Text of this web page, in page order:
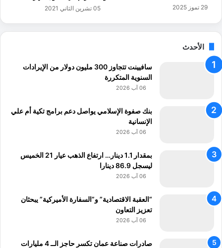
29 تموز 2025 05 تشرين الثاني 2021
الأحدث
سافيينت تتجاوز 300 مليون دولار من الإيرادات
السنوية المتكررة
06 آب 2026
بنك صفوة الإسلامي يواصل دعم برامج تكية أم علي
الإنسانية
06 آب 2026
بمقدار 1.1 دينار… ارتفاع الذهب عيار 21 الخميس
ليسجل 86.9 دينارا
06 آب 2026
“العقبة الاقتصادية” و”السفارة الأميركية” يبحثان
تعزيز التعاون
06 آب 2026
صادرات صناعة عمان تكسر حاجز الــ 4 مليارات